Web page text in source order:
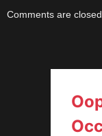
Comments are